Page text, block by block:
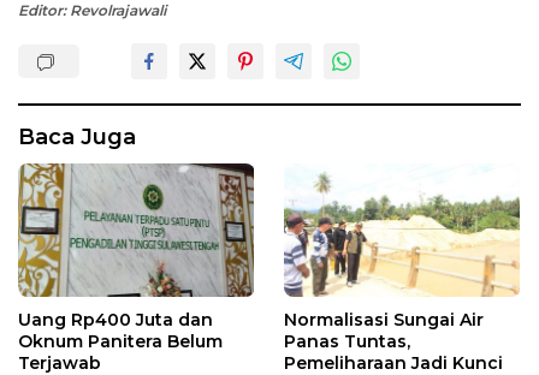
Editor: Revolrajawali
Baca Juga
Uang Rp400 Juta dan
Oknum Panitera Belum
Terjawab
Normalisasi Sungai Air
Panas Tuntas,
Pemeliharaan Jadi Kunci